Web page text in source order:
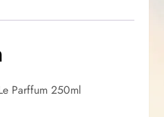
Parffum 250ml